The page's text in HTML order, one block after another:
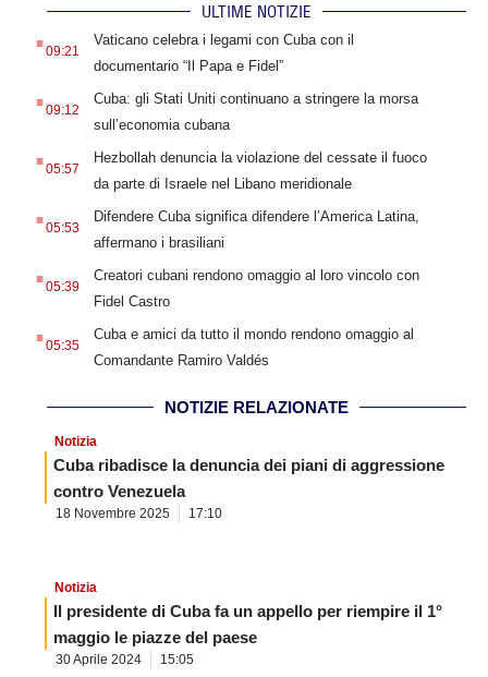
ULTIME NOTIZIE
.09:21
Vaticano celebra i legami con Cuba con il
documentario “Il Papa e Fidel”
.09:12
Cuba: gli Stati Uniti continuano a stringere la morsa
sull’economia cubana
.05:57
Hezbollah denuncia la violazione del cessate il fuoco
da parte di Israele nel Libano meridionale
.05:53
Difendere Cuba significa difendere l’America Latina,
affermano i brasiliani
.05:39
Creatori cubani rendono omaggio al loro vincolo con
Fidel Castro
.05:35
Cuba e amici da tutto il mondo rendono omaggio al
Comandante Ramiro Valdés
NOTIZIE RELAZIONATE
Notizia
Cuba ribadisce la denuncia dei piani di aggressione
contro Venezuela
18 Novembre 2025 17:10
Notizia
Il presidente di Cuba fa un appello per riempire il 1°
maggio le piazze del paese
30 Aprile 2024 15:05